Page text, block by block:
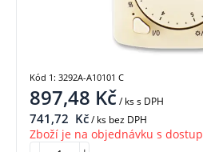
897,48 Kč/ kss DPH
741,72 Kč/ ks bez DPH
Zboží je na objednávku s
Kód 1: 3292A-A10101 C